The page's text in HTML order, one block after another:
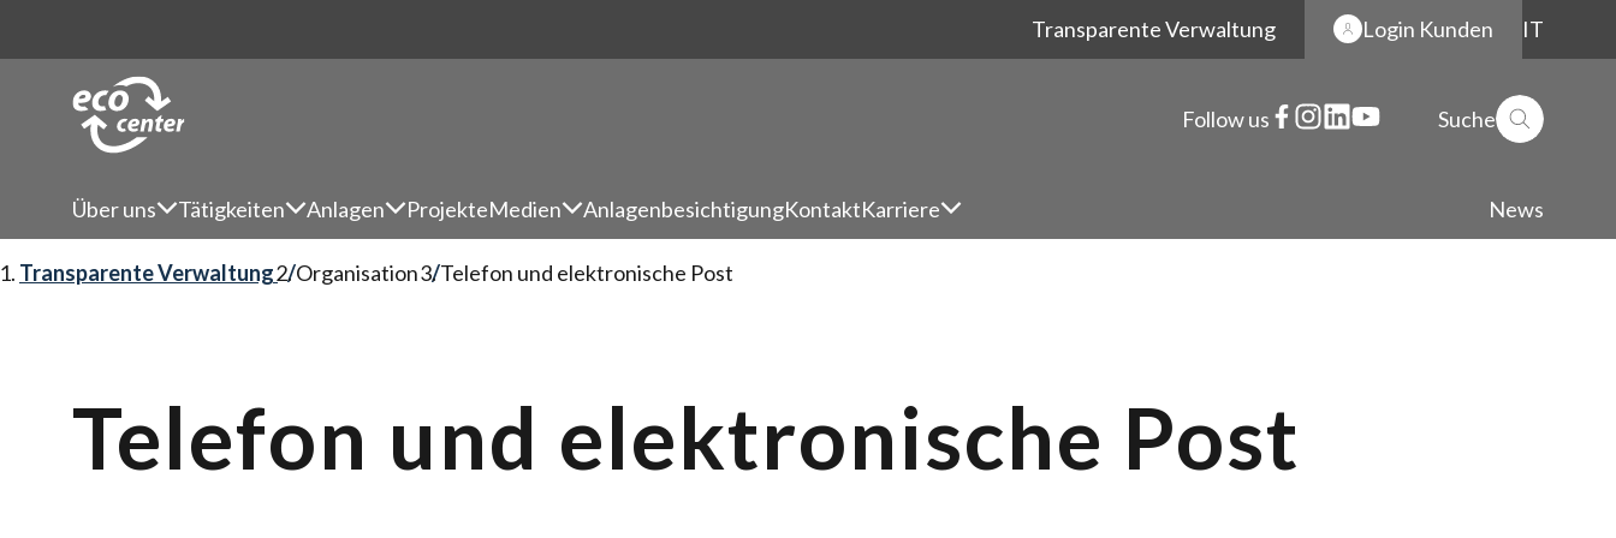
Transparente Verwaltung Login Kunden IT
Follow us Suche
Über uns Tätigkeiten Anlagen ProjekteMedien AnlagenbesichtigungKontaktKarriere News
Transparente Verwaltung Organisation Telefon und elektronische Post
Telefon und elektronische Post